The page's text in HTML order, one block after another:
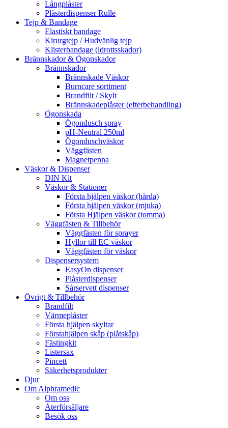
Långplåster
Plåsterdispenser Rulle
Tejp & Bandage
Elastiskt bandage
Kirurgtejp / Hudvänlig tejp
Klisterbandage (idrottsskador)
Brännskador & Ögonskador
Brännskador
Brännskade Väskor
Burncare sortiment
Brandfilt / Skylt
Brännskadeplåster (efterbehandling)
Ögonskada
Ögondusch spray
pH-Neutral 250ml
Ögonduschväskor
Väggfästen
Magnetpenna
Väskor & Dispenser
DIN Kit
Väskor & Stationer
Första hjälpen väskor (hårda)
Första hjälpen väskor (mjuka)
Första Hjälpen väskor (tomma)
Väggfästen & Tillbehör
Väggfästen för sprayer
Hyllor till EC väskor
Väggfästen för väskor
Dispensersystem
EasyOn dispenser
Plåsterdispenser
Sårservett dispenser
Övrigt & Tillbehör
Brandfilt
Värmeplåster
Första hjälpen skyltar
Förstahjälpen skåp (plåtskåp)
Fästingkit
Listersax
Pincett
Säkerhetsprodukter
Djur
Om Alphramedic
Om oss
Återförsäljare
Besök oss